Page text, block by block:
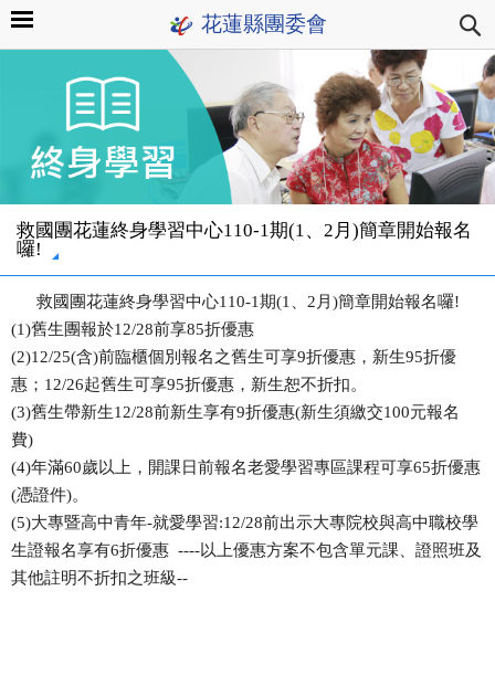
花蓮縣團委會
救國團花蓮終身學習中心110-1期(1、2月)簡章開始報名
囉!
救國團花蓮終身學習中心110-1期(1 2 月)簡章開始報名囉!
(1)舊生團報於12/28前享85折優惠
(2)12/25(含)前臨櫃個別報名之舊生可享9折優惠，新生95折優
惠； 12/26起舊生可享95折優惠，新生恕不折扣。
(3)舊生帶新生12/28前新生享有9折優惠(新生須繳交100元報名
費)
(4)年滿60歲以上，開課日前報名老愛學習專區課程可享65折優惠
(憑證件)。
(5)大專暨高中青年-就愛學習:12/28前出示大專院校與高中職校學
生證報名享有6折優惠 ----以上優惠方案不包含單元課、證照班及
其他註明不折扣之班級--